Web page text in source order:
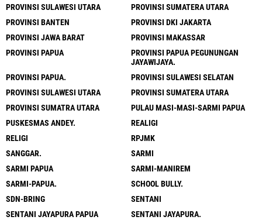
PROVINSI SULAWESI UTARA
PROVINSI SUMATERA UTARA
PROVINSI BANTEN
PROVINSI DKI JAKARTA
PROVINSI JAWA BARAT
PROVINSI MAKASSAR
PROVINSI PAPUA
PROVINSI PAPUA PEGUNUNGAN
JAYAWIJAYA.
PROVINSI PAPUA.
PROVINSI SULAWESI SELATAN
PROVINSI SULAWESI UTARA
PROVINSI SUMATERA UTARA
PROVINSI SUMATRA UTARA
PULAU MASI-MASI-SARMI PAPUA
PUSKESMAS ANDEY.
REALIGI
RELIGI
RPJMK
SANGGAR.
SARMI
SARMI PAPUA
SARMI-MANIREM
SARMI-PAPUA.
SCHOOL BULLY.
SDN-BRING
SENTANI
SENTANI JAYAPURA PAPUA
SENTANI JAYAPURA.